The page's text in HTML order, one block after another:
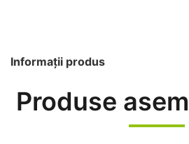
Informații produs
Produse